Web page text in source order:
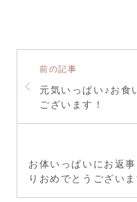
前の記事
元気いっぱい♪お食
ございます！
お体いっぱいにお返
りおめでとうございま